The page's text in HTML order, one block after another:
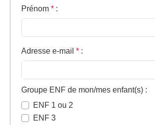
Prénom * :
Adresse e-mail * :
Groupe ENF de mon/mes enfant(s) :
ENF 1 ou 2
ENF 3